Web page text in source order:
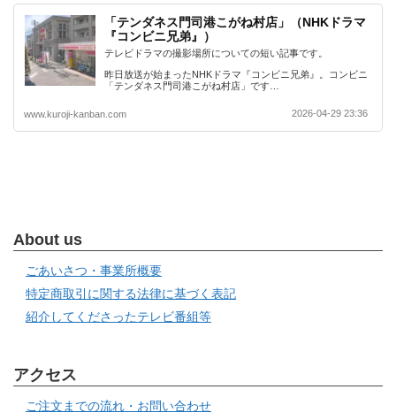
「テンダネス門司港こがね村店」（NHKドラマ
『コンビニ兄弟』）
テレビドラマの撮影場所についての短い記事です。
昨日放送が始まったNHKドラマ『コンビニ兄弟』。コンビニ
「テンダネス門司港こがね村店」です…
www.kuroji-kanban.com 2026-04-29 23:36
About us
ごあいさつ・事業所概要
特定商取引に関する法律に基づく表記
紹介してくださったテレビ番組等
アクセス
ご注文までの流れ・お問い合わせ